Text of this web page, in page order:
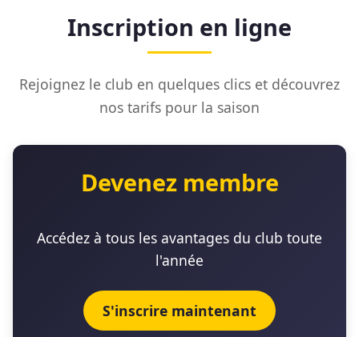
Inscription en ligne
Rejoignez le club en quelques clics et découvrez
nos tarifs pour la saison
Devenez membre
Accédez à tous les avantages du club toute
l'année
S'inscrire maintenant